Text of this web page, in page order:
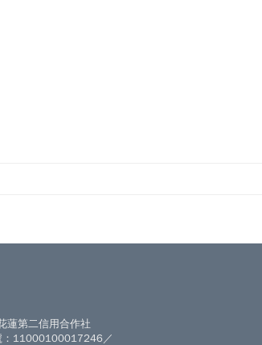
蓮第二信用合作社
：11000100017246／